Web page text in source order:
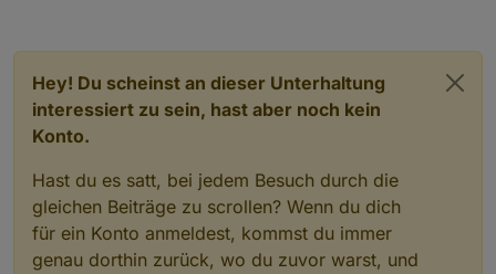
Hey! Du scheinst an dieser Unterhaltung
interessiert zu sein, hast aber noch kein
Konto.
Hast du es satt, bei jedem Besuch durch die
gleichen Beiträge zu scrollen? Wenn du dich
für ein Konto anmeldest, kommst du immer
genau dorthin zurück, wo du zuvor warst, und